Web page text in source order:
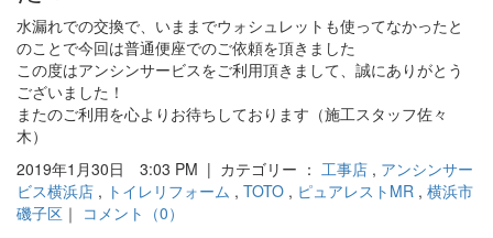
水漏れでの交換で、いままでウォシュレットも使ってなかったと
のことで今回は普通便座でのご依頼を頂きました
この度はアンシンサービスをご利用頂きまして、誠にありがとう
ございました！
またのご利用を心よりお待ちしております（施工スタッフ佐々
木）
2019年1月30日 3:03 PM | カテゴリー ： 工事店 , アンシンサー
ビス横浜店 , トイレリフォーム , TOTO , ピュアレストMR , 横浜市
磯子区 ｜ コメント（0）